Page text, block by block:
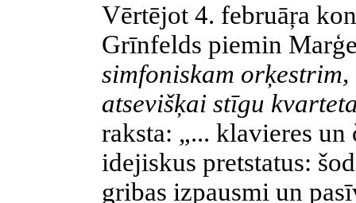
Vērtējot 4. februāŗa
Grīnfelds piemin
simfoniskam
atsevišķai stīgu
raksta: „... klavieres
idejiskus pretstatus:
gribas izpausmi un